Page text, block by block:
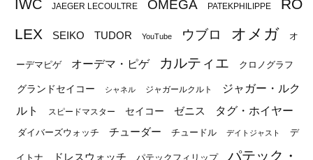
IWC JAEGER LECOULTRE OMEGA PATEKPHILIPPE
RO
LEX
SEIKO TUDOR YouTube ウブロ オメガ オ
ーデマピゲ オーデマ・ピゲ カルティエ クロノグラフ
グランドセイコー シャネル ジャガールクルト
ジャガー・ルク
ルト
スピードマスター セイコー ゼニス タグ・ホイヤー
ダイバーズウォッチ チューダー チュードル デイトジャスト デ
イトナ ドレスウォッチ パテックフィリップ
パテック・